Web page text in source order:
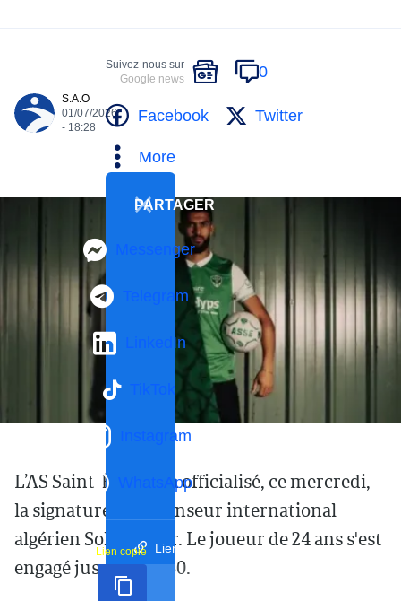
S.A.O
01/07/2026
- 18:28
Suivez-nous sur
Google news
0
Facebook Twitter
More
PARTAGER
Messenger
Telegram
LinkedIn
TikTok
Instagram
WhatsApp
Lien court
Lien copié
L’AS Saint-Étienne a officialisé, ce mercredi,
la signature du défenseur international
algérien Sohaib Naïr. Le joueur de 24 ans s'est
engagé jusqu'en 2030.